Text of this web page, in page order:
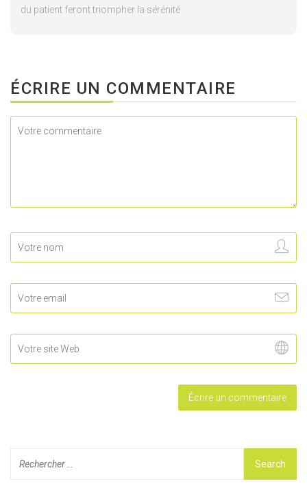
du patient feront triompher la sérénité
ÉCRIRE UN COMMENTAIRE